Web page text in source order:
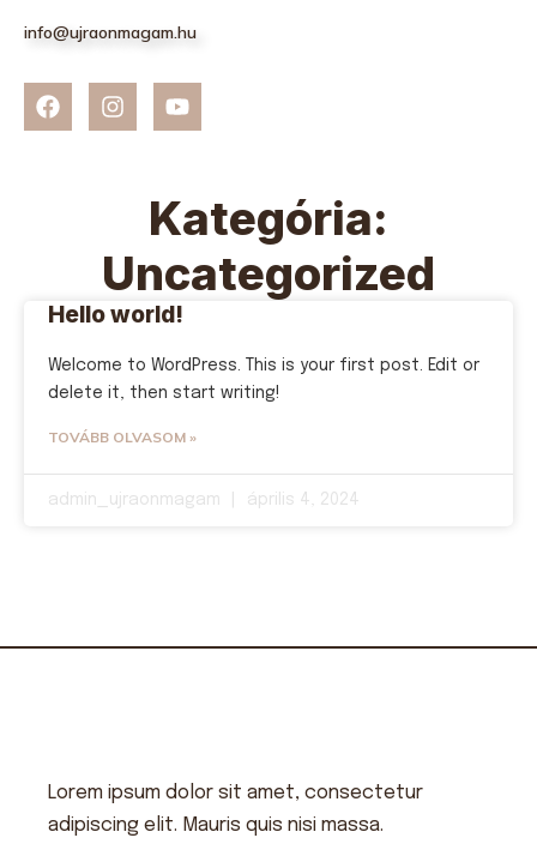
info@ujraonmagam.hu
Kategória:
Uncategorized
Hello world!
Welcome to WordPress. This is your first post. Edit or
delete it, then start writing!
TOVÁBB OLVASOM »
admin_ujraonmagam április 4, 2024
Lorem ipsum dolor sit amet, consectetur
adipiscing elit. Mauris quis nisi massa.